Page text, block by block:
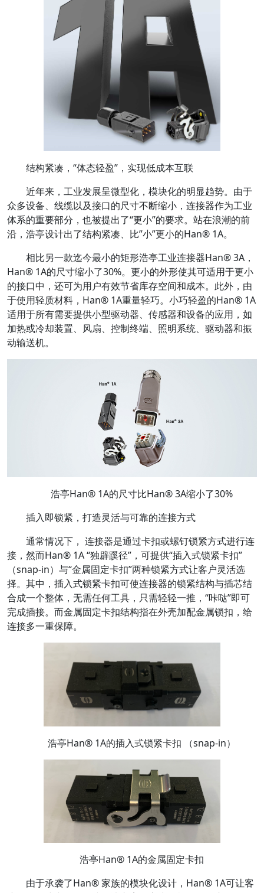
结构紧凑，“体态轻盈”，实现低成本互联
近年来，工业发展呈微型化，模块化的明显趋势。由于
众多设备、线缆以及接口的尺寸不断缩小，连接器作为工业
体系的重要部分，也被提出了“更小”的要求。站在浪潮的前
沿，浩亭设计出了结构紧凑、比”小”更小的Han® 1A。
相比另一款迄今最小的矩形浩亭工业连接器Han® 3A，
Han® 1A的尺寸缩小了30%。更小的外形使其可适用于更小
的接口中，还可为用户有效节省库存空间和成本。此外，由
于使用轻质材料，Han® 1A重量轻巧。小巧轻盈的Han® 1A
适用于所有需要提供小型驱动器、传感器和设备的应用，如
加热或冷却装置、风扇、控制终端、照明系统、驱动器和振
动输送机。
浩亭Han® 1A的尺寸比Han® 3A缩小了30%
插入即锁紧，打造灵活与可靠的连接方式
通常情况下， 连接器是通过卡扣或螺钉锁紧方式进行连
接，然而Han® 1A “独辟蹊径”，可提供“插入式锁紧卡扣”
（snap-in）与“金属固定卡扣”两种锁紧方式让客户灵活选
择。其中，插入式锁紧卡扣可使连接器的锁紧结构与插芯结
合成一个整体，无需任何工具，只需轻轻一推，“咔哒”即可
完成插接。而金属固定卡扣结构指在外壳加配金属锁扣，给
连接多一重保障。
浩亭Han® 1A的插入式锁紧卡扣 （snap-in）
浩亭Han® 1A的金属固定卡扣
由于承袭了Han® 家族的模块化设计，Han® 1A可让客